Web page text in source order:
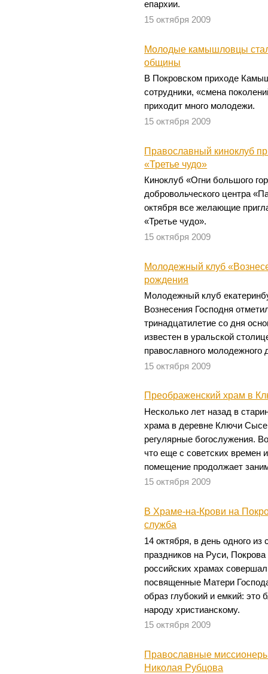
епархии.
15 октября 2009
Молодые камышловцы
общины
В Покровском приходе
сотрудники, «смена
приходит много молодежи.
15 октября 2009
Православный киноклуб
«Третье чудо»
Киноклуб «Огни большого
добровольческого центра
октября все желающие
«Третье чудо».
15 октября 2009
Молодежный клуб
рождения
Молодежный клуб
Вознесения Господня
тринадцатилетие со дня
известен в уральской
православного молодежного
15 октября 2009
Преображенский храм в
Несколько лет назад в
храма в деревне Ключи
регулярные богослужения.
что еще с советских времен
помещение продолжает
15 октября 2009
В Храме-на-Крови на
служба
14 октября, в день одного
праздников на Руси,
российских храмах
посвященные Матери
образ глубокий и емкий: это
народу христианскому.
15 октября 2009
Православные
Николая Рубцова